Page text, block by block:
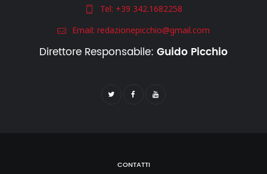
Tel: +39 342.1682258
Email: redazionepicchio@gmail.com
Direttore Responsabile: Guido Picchio
CONTATTI